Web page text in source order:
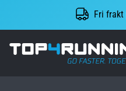
Fri frakt